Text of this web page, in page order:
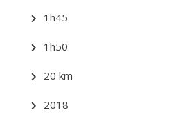
1h45
1h50
20 km
2018